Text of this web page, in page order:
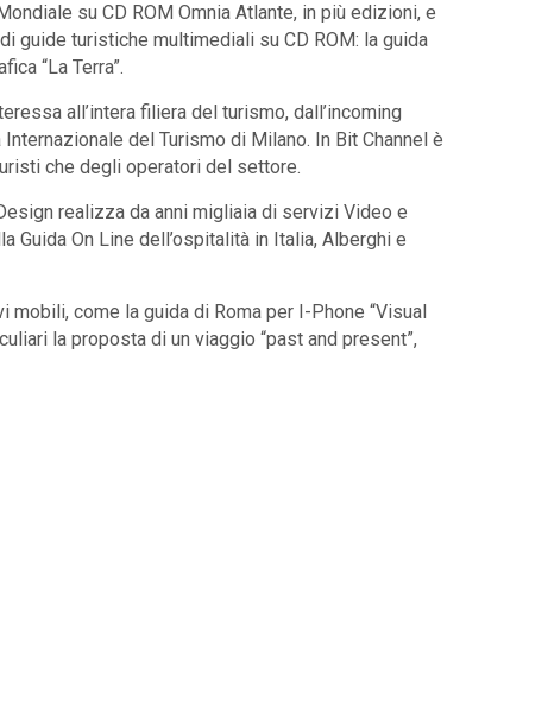
su CD ROM Omnia Atlante, in più edizioni, e
guide turistiche multimediali su CD ROM: la guida
“La Terra”.
all’intera filiera del turismo, dall’incoming
del Turismo di Milano. In Bit Channel è
che degli operatori del settore.
realizza da anni migliaia di servizi Video e
On Line dell’ospitalità in Italia, Alberghi e
come la guida di Roma per I-Phone “Visual
la proposta di un viaggio “past and present”,